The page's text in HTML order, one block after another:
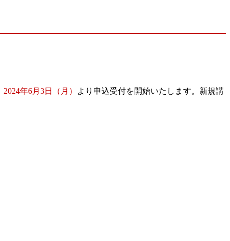
2024年6月3日（月）
より申込受付を開始いたします。新規講